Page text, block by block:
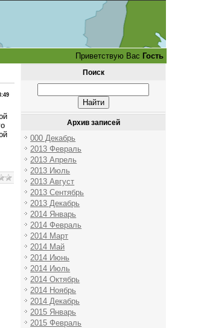
Приветствую Вас Гость
Поиск
Архив записей
000 Декабрь
2013 Февраль
2013 Апрель
2013 Июль
2013 Август
2013 Сентябрь
2013 Декабрь
2014 Январь
2014 Февраль
2014 Март
2014 Май
2014 Июнь
2014 Июль
2014 Октябрь
2014 Ноябрь
2014 Декабрь
2015 Январь
2015 Февраль